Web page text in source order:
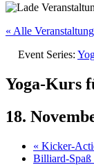
« Alle
Event Series:
Yoga-Kurs
18.
« Kicker-
Billiard-Spaß